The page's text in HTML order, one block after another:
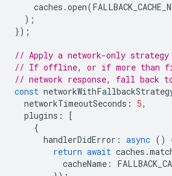
caches .open(
);
});
// Apply a network-only
// If offline, or if more than
// network response, fall back
const
networkTimeoutSeconds : 5,
plugins :
[
{
handlerDidError : async ()
return await caches .
cacheName :